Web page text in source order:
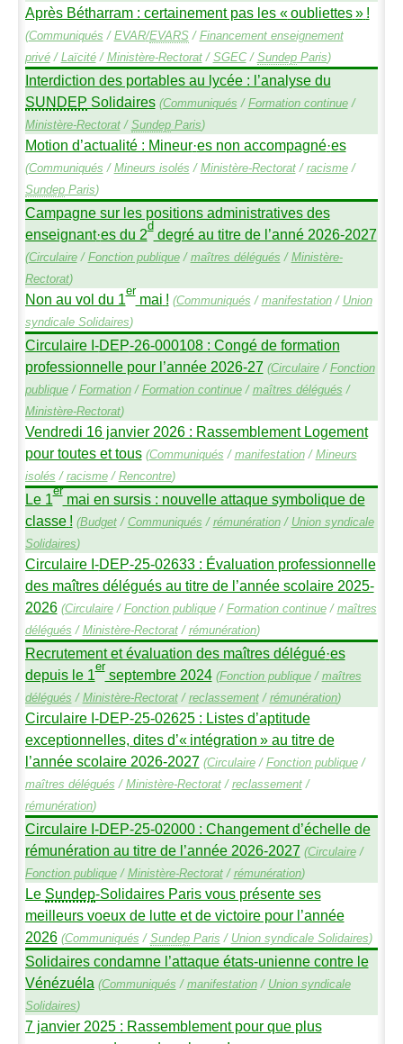
Après Bétharram : certainement pas les «oubliettes» !
(Communiqués / EVAR/EVARS/ Financement enseignement
privé/ Laïcité/ Ministère-Rectorat/ SGEC/ SundepParis)
Interdiction des portables au lycée : l’analyse du
SUNDEP Solidaires (Communiqués / Formation continue/
Ministère-Rectorat/ SundepParis)
Motion d’actualité : Mineur·es non accompagné·es
(Communiqués / Mineurs isolés / Ministère-Rectorat/ racisme/
SundepParis)
Campagne sur les positions administratives des
enseignant·es du 2ddegré au titre de l’anné 2026-2027
(Circulaire/ Fonction publique/ maîtres délégués / Ministère-
Rectorat)
Non au vol du 1ermai ! (Communiqués / manifestation/ Union
syndicale Solidaires)
Circulaire I-DEP-26-000108 : Congé de formation
professionnelle pour l’année 2026-27 (Circulaire/ Fonction
publique/ Formation/ Formation continue/ maîtres délégués /
Ministère-Rectorat)
Vendredi 16 janvier 2026 : Rassemblement Logement
pour toutes et tous (Communiqués / manifestation/ Mineurs
isolés / racisme/ Rencontre)
Le 1ermai en sursis : nouvelle attaque symbolique de
classe ! (Budget/ Communiqués / rémunération/ Union syndicale
Solidaires)
Circulaire I-DEP-25-02633 : Évaluation professionnelle
des maîtres délégués au titre de l’année scolaire 2025-
2026 (Circulaire/ Fonction publique/ Formation continue/ maîtres
délégués / Ministère-Rectorat/ rémunération)
Recrutement et évaluation des maîtres délégué·es
depuis le 1erseptembre 2024 (Fonction publique/ maîtres
délégués / Ministère-Rectorat/ reclassement/ rémunération)
Circulaire I-DEP-25-02625 : Listes d’aptitude
exceptionnelles, dites d’« intégration » au titre de
l’année scolaire 2026-2027 (Circulaire/ Fonction publique/
maîtres délégués / Ministère-Rectorat/ reclassement/
rémunération)
Circulaire I-DEP-25-02000 : Changement d’échelle de
rémunération au titre de l’année 2026-2027 (Circulaire/
Fonction publique/ Ministère-Rectorat/ rémunération)
Le Sundep-Solidaires Paris vous présente ses
meilleurs voeux de lutte et de victoire pour l’année
2026 (Communiqués / SundepParis / Union syndicale Solidaires)
Solidaires condamne l’attaque états-unienne contre le
Vénézuéla (Communiqués / manifestation/ Union syndicale
Solidaires)
7 janvier 2025 : Rassemblement pour que plus